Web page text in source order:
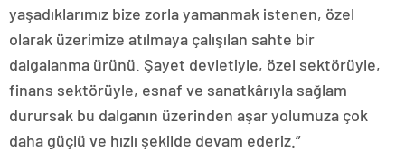
yaşadıklarımız bize zorla yamanmak istenen, özel
olarak üzerimize atılmaya çalışılan sahte bir
dalgalanma ürünü. Şayet devletiyle, özel sektörüyle,
finans sektörüyle, esnaf ve sanatkârıyla sağlam
durursak bu dalganın üzerinden aşar yolumuza çok
daha güçlü ve hızlı şekilde devam ederiz.”